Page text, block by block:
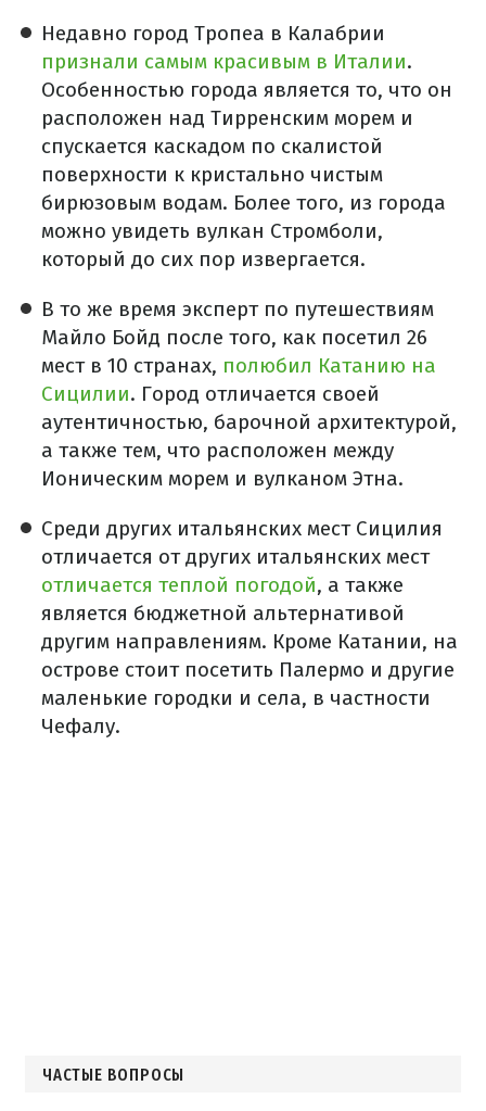
Недавно город Тропеа в Калабрии
признали самым красивым в Италии.
Особенностью города является то, что он
расположен над Тирренским морем и
спускается каскадом по скалистой
поверхности к кристально чистым
бирюзовым водам. Более того, из города
можно увидеть вулкан Стромболи,
который до сих пор извергается.
В то же время эксперт по путешествиям
Майло Бойд после того, как посетил 26
мест в 10 странах, полюбил Катанию на
Сицилии. Город отличается своей
аутентичностью, барочной архитектурой,
а также тем, что расположен между
Ионическим морем и вулканом Этна.
Среди других итальянских мест Сицилия
отличается от других итальянских мест
отличается теплой погодой, а также
является бюджетной альтернативой
другим направлениям. Кроме Катании, на
острове стоит посетить Палермо и другие
маленькие городки и села, в частности
Чефалу.
ЧАСТЫЕ ВОПРОСЫ